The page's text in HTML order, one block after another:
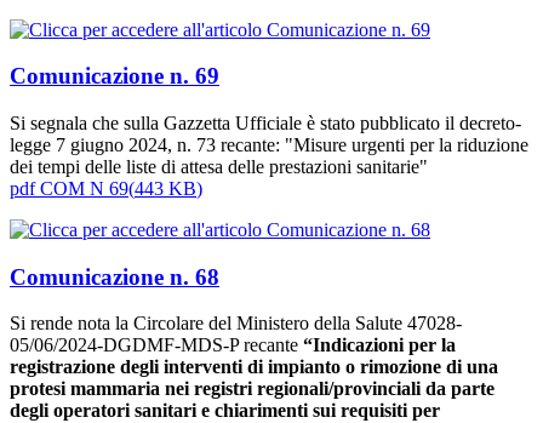
Comunicazione n. 69
Si segnala che sulla Gazzetta Ufficiale è stato pubblicato il decreto-
legge 7 giugno 2024, n. 73 recante: "Misure urgenti per la riduzione
dei tempi delle liste di attesa delle prestazioni sanitarie"
pdfCOM N 69(443 KB)
Comunicazione n. 68
Si rende nota la Circolare del Ministero della Salute 47028-
05/06/2024-DGDMF-MDS-P recante “Indicazioni per la
registrazione degli interventi di impianto o rimozione di una
protesi mammaria nei registri regionali/provinciali da parte
degli operatori sanitari e chiarimenti sui requisiti per